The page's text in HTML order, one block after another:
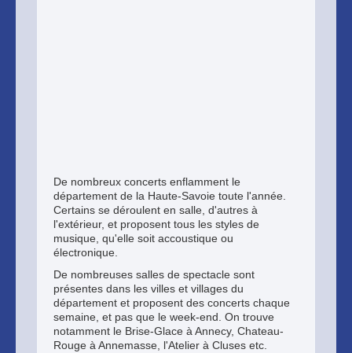
De nombreux concerts enflamment le
département de la Haute-Savoie toute l'année.
Certains se déroulent en salle, d'autres à
l'extérieur, et proposent tous les styles de
musique, qu'elle soit accoustique ou
électronique.
De nombreuses salles de spectacle sont
présentes dans les villes et villages du
département et proposent des concerts chaque
semaine, et pas que le week-end. On trouve
notamment le Brise-Glace à Annecy, Chateau-
Rouge à Annemasse, l'Atelier à Cluses etc.